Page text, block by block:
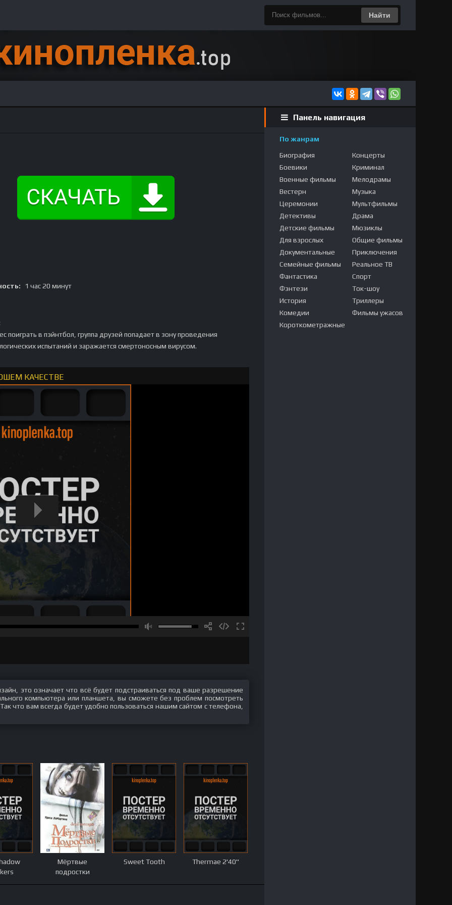
Найти
1 час 20 минут
поиграть в пэйнтбол, группа друзей попадает в зону проведения
испытаний и заражается смертоносным вирусом.
КАЧЕСТВЕ
это означает что всё будет подстраиваться под ваше разрешение
компьютера или планшета, вы сможете без проблем посмотреть
что вам всегда будет удобно пользоваться нашим сайтом с телефона,
Мёртвые
подростки
Sweet Tooth Thermae 2'40''
Панель навигация
По жанрам
Биография
Боевики
Военные фильмы
Вестерн
Церемонии
Детективы
Детские фильмы
Для взрослых
Документальные
Семейные фильмы
Фантастика
Фэнтези
История
Комедии
Короткометражные
Концерты
Криминал
Мелодрамы
Музыка
Мультфильмы
Драма
Мюзиклы
Общие фильмы
Приключения
Реальное ТВ
Спорт
Ток-шоу
Триллеры
Фильмы ужасов